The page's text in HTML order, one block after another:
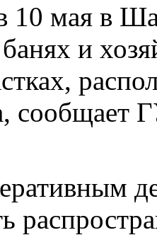
10 мая в
и
сообщает